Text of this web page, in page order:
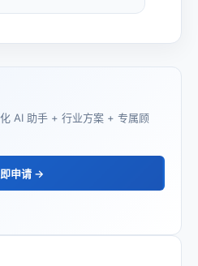
AI 助手 + 行业方案 + 专属顾
申请 →